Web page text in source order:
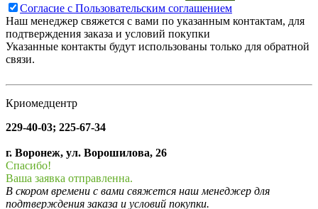
Согласие с Пользовательским соглашением
Наш менеджер свяжется с вами по указанным контактам, для
подтверждения заказа и условий покупки
Указанные контакты будут использованы только для обратной
связи.
Криомедцентр
229-40-03; 225-67-34
г. Воронеж, ул. Ворошилова, 26
Спасибо!
Ваша заявка отправленна.
В скором времени с вами свяжется наш менеджер для
подтверждения заказа и условий покупки.